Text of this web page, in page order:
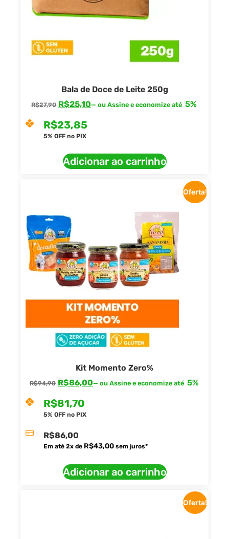
Bala de Doce de Leite 250g
R$27,90 R$25,10— ou Assine e economize até 5%
R$23,85
5% OFF no PIX
Adicionar ao carrinho
Oferta!
Kit Momento Zero%
R$94,90 R$86,00— ou Assine e economize até 5%
R$81,70
5% OFF no PIX
R$86,00
Em até 2x de R$43,00 sem juros*
Adicionar ao carrinho
Oferta!